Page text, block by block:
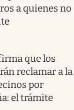
a quienes no
que los
reclamar a la
por
el trámite